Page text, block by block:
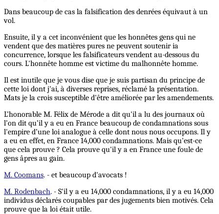
Dans beaucoup de cas la falsification des denrées équivaut à un
vol.
Ensuite, il y a cet inconvénient que les honnêtes gens qui ne
vendent que des matières pures ne peuvent soutenir ia
concurrence, lorsque les falsificateurs vendent au-dessous du
cours. L'honnête homme est victime du malhonnête homme.
Il est inutile que je vous dise que je suis partisan du principe de
cette loi dont j'ai, à diverses reprises, réclamé la présentation.
Mats je la crois susceptible d'être améliorée par les amendements.
L’honorable M. Félix de Mérode a dit qu'il a lu des journaux où
l’on dit qu’il y a eu en France beaucoup de condamnations sous
l'empire d’une loi analogue à celle dont nous nous occupons. Il y
a eu en effet, en France 14,000 condamnations. Mais qu'est-ce
que cela prouve ? Cela prouve qu'il y a en France une foule de
gens âpres au gain.
M. Coomans. - et beaucoup d'avocats !
M. Rodenbach. - S'il y a eu 14,000 condamnations, il y a eu 14,000
individus déclarés coupables par des jugements bien motivés. Cela
prouve que la loi était utile.